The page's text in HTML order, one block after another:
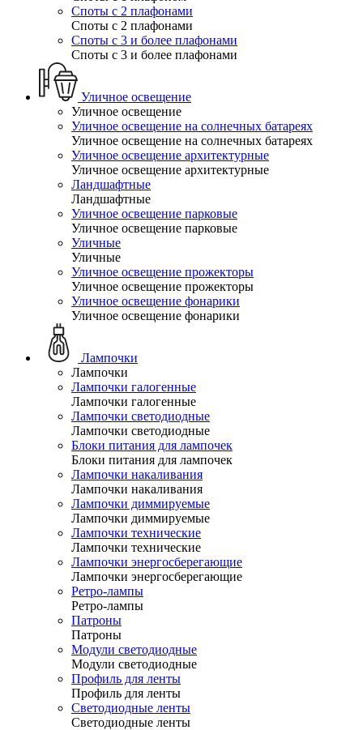
Споты с 2 плафонами
Споты с 2 плафонами
Споты с 3 и более плафонами
Споты с 3 и более плафонами
Уличное освещение
Уличное освещение
Уличное освещение на солнечных батареях
Уличное освещение на солнечных батареях
Уличное освещение архитектурные
Уличное освещение архитектурные
Ландшафтные
Ландшафтные
Уличное освещение парковые
Уличное освещение парковые
Уличные
Уличные
Уличное освещение прожекторы
Уличное освещение прожекторы
Уличное освещение фонарики
Уличное освещение фонарики
Лампочки
Лампочки
Лампочки галогенные
Лампочки галогенные
Лампочки светодиодные
Лампочки светодиодные
Блоки питания для лампочек
Блоки питания для лампочек
Лампочки накаливания
Лампочки накаливания
Лампочки диммируемые
Лампочки диммируемые
Лампочки технические
Лампочки технические
Лампочки энергосберегающие
Лампочки энергосберегающие
Ретро-лампы
Ретро-лампы
Патроны
Патроны
Модули светодиодные
Модули светодиодные
Профиль для ленты
Профиль для ленты
Светодиодные ленты
Светодиодные ленты